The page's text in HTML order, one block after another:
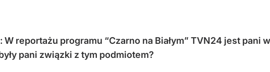
W reportażu programu “Czarno na Białym” TVN24 jest
pani związki z tym podmiotem?